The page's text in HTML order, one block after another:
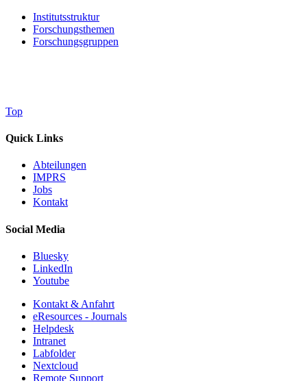
Institutsstruktur
Forschungsthemen
Forschungsgruppen
Top
Quick Links
Abteilungen
IMPRS
Jobs
Kontakt
Social Media
Bluesky
LinkedIn
Youtube
Kontakt & Anfahrt
eResources - Journals
Helpdesk
Intranet
Labfolder
Nextcloud
Remote Support